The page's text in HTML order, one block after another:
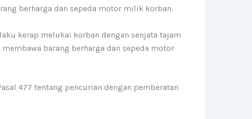
berharga dan sepeda motor milik korban.
kerap melukai korban dengan senjata tajam
barang berharga dan sepeda motor
477 tentang pencurian dengan pemberatan